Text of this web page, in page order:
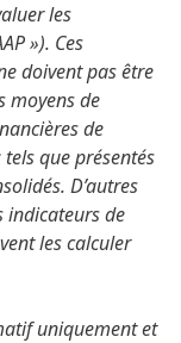
les
»). Ces
doivent pas être
moyens de
de
que présentés
D’autres
indicateurs de
les calculer
uniquement et